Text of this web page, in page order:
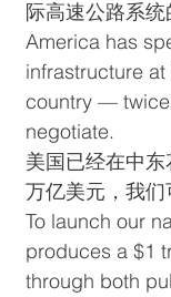
际高速公路系统
America has
infrastructure
country —
negotiate.
美国已经在中
万亿美元，我们
To launch our
produces a $1
through both